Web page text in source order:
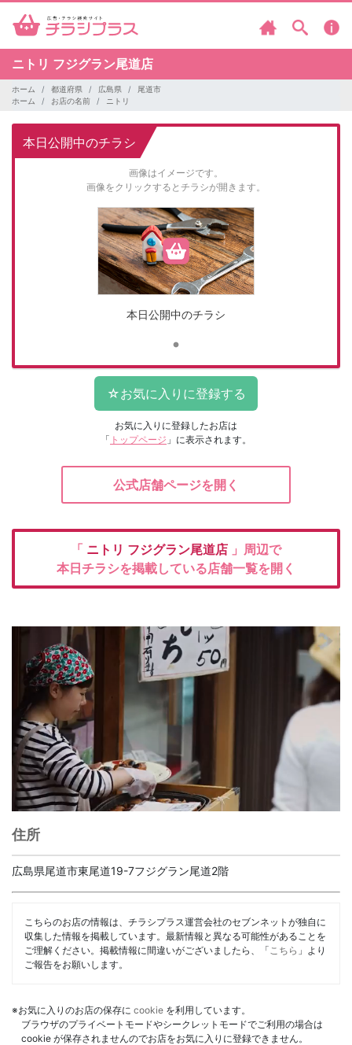
ニトリ フジグラン尾道店
ホーム 都道府県 広島県
尾道市
ホーム
お店の名前 ニトリ
本日公開中のチラシ
画像はイメージです。
画像をクリックするとチラシが開きます。
本日公開中のチラシ
お気に入りに登録したお店は
「 トップページ 」に表示されます。
公式店舗ページを開く
「 ニトリ フジグラン尾道店 」周辺で
本日チラシを掲載している店舗一覧を開く
住所
広島県尾道市東尾道19-7フジグラン尾道2階
こちらのお店の情報は、チラシプラス運営会社のセブンネットが独自に
収集した情報を掲載しています。最新情報と異なる可能性があることを
ご理解ください。掲載情報に間違いがございましたら、「 こちら 」より
ご報告をお願いします。
※お気に入りのお店の保存に cookie を利用しています。
ブラウザのプライベートモードやシークレットモードでご利用の場合は
cookie が保存されませんのでお店をお気に入りに登録できません。